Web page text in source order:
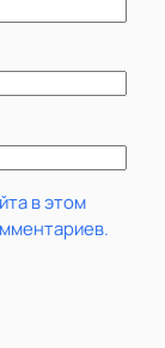
в этом